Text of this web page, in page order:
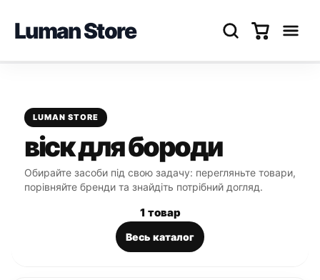
Luman Store
LUMAN STORE
віск для бороди
Обирайте засоби під свою задачу: перегляньте товари,
порівняйте бренди та знайдіть потрібний догляд.
1 товар
Весь каталог